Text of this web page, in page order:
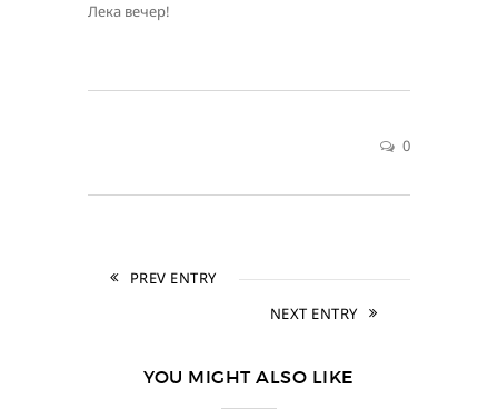
Лека вечер!
0
PREV ENTRY
NEXT ENTRY
YOU MIGHT ALSO LIKE